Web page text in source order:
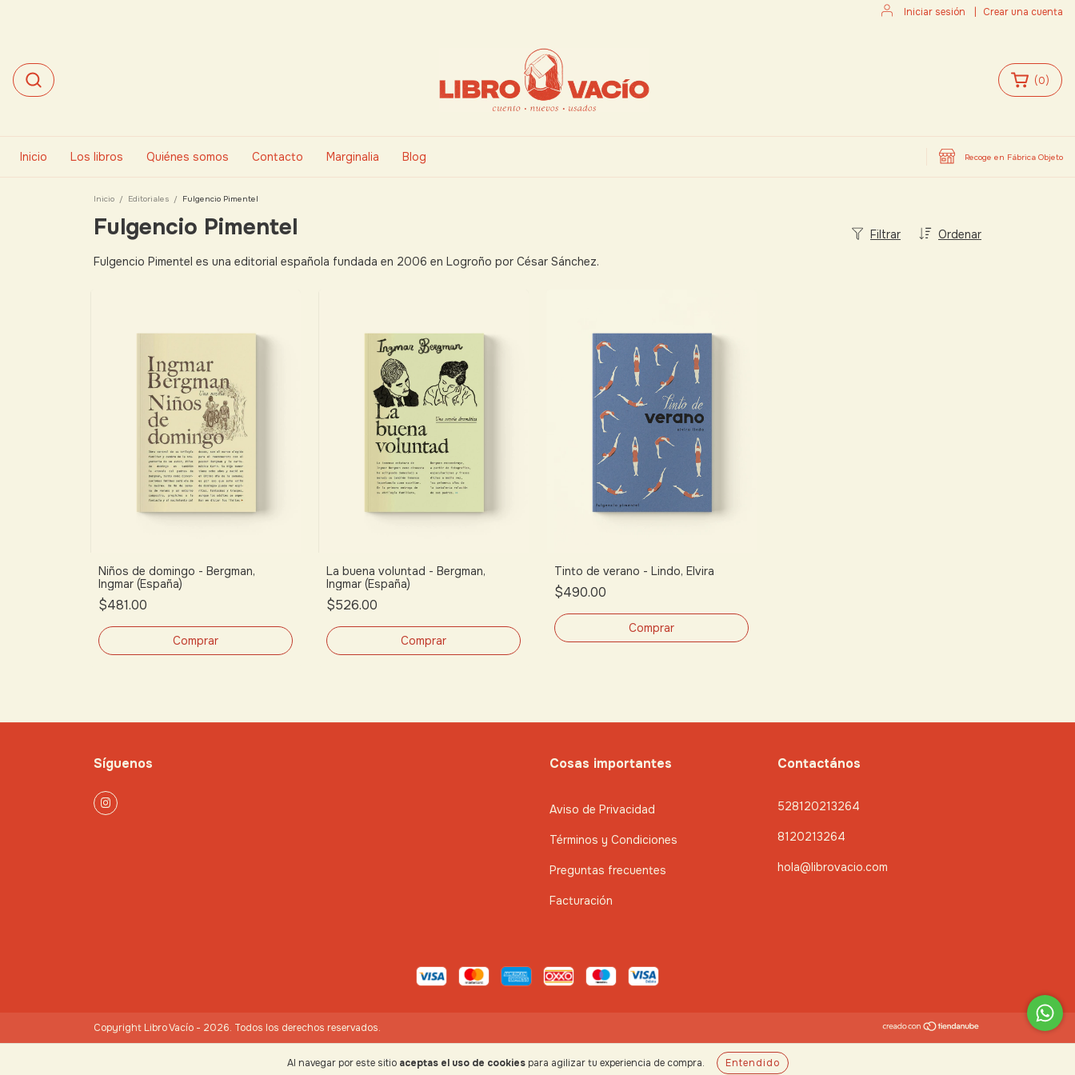
Iniciar sesión Crear una cuenta
(0)
Inicio Los libros Quiénes somos Contacto Marginalia Blog Recoge en Fábrica Objeto
Al navegar por este sitio aceptas el uso de cookiespara agilizar tu experiencia de compra. Entendido
Inicio / Editoriales / Fulgencio Pimentel
Fulgencio Pimentel Ordenar
Filtrar
Fulgencio Pimentel es una editorial española fundada en 2006 en Logroño por César Sánchez.
Niños de domingo - Bergman,
Ingmar (España)
$481.00
La buena voluntad - Bergman,
Ingmar (España)
$526.00
Tinto de verano - Lindo, Elvira
$490.00
Síguenos Cosas importantes
Aviso de Privacidad
Términos y Condiciones
Preguntas frecuentes
Facturación
Contactános
528120213264
8120213264
hola@librovacio.com
Copyright Libro Vacío - 2026. Todos los derechos reservados.